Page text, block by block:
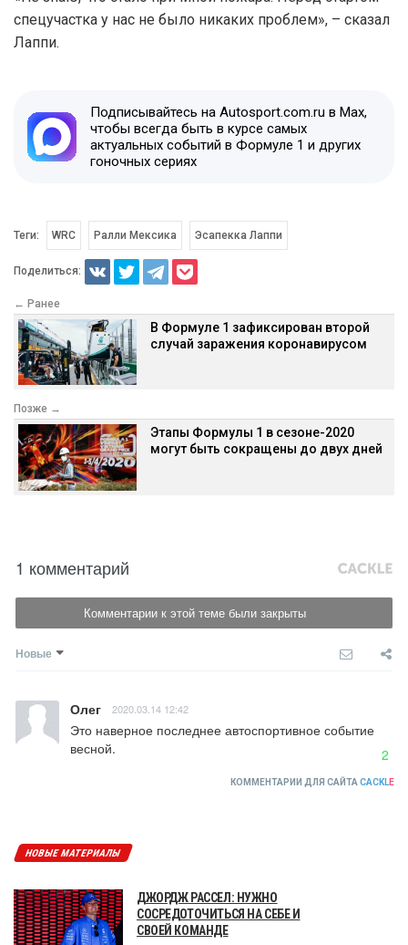
спецучастка у нас не было никаких проблем», – сказал
Лаппи.
Подписывайтесь на Autosport.com.ru в Max,
чтобы всегда быть в курсе самых
актуальных событий в Формуле 1 и других
гоночных сериях
Теги: WRC Ралли Мексика Эсапекка Лаппи
Поделиться:
← Ранее
В Формуле 1 зафиксирован второй
случай заражения коронавирусом
Позже →
Этапы Формулы 1 в сезоне-2020
могут быть сокращены до двух дней
1 комментарий
Комментарии к этой теме были закрыты
Новые
Олег 2020.03.14 12:42
Это наверное последнее автоспортивное событие
весной.
2
КОММЕНТАРИИ ДЛЯ САЙТА CACKLE
НОВЫЕ МАТЕРИАЛЫ
ДЖОРДЖ РАССЕЛ: НУЖНО
СОСРЕДОТОЧИТЬСЯ НА СЕБЕ И
СВОЕЙ КОМАНДЕ